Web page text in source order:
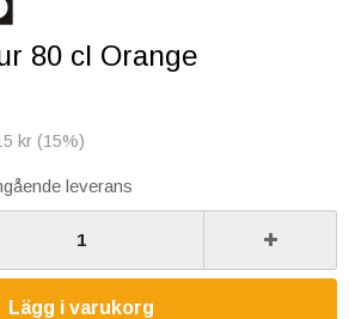
80 cl Orange
kr (15%)
leverans
Lägg i varukorg